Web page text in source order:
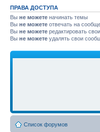
ПРАВА ДОСТУПА
Вы не можете начинать темы
Вы не можете отвечать на
Вы не можете редактировать
Вы не можете удалять свои
Список форумов